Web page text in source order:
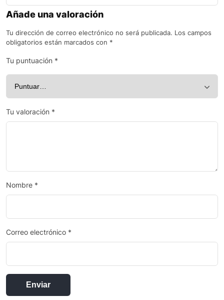
Añade una valoración
Tu dirección de correo electrónico no será publicada. Los campos
obligatorios están marcados con *
Tu puntuación *
Tu valoración *
Nombre *
Correo electrónico *